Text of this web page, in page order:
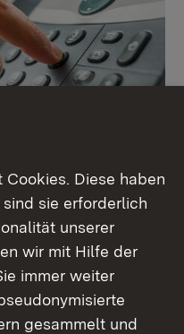
Pressestelle des
Übersicht.
Diese haben
sie erforderlich
unserer
wir mit Hilfe der
immer weiter
gesammelt und